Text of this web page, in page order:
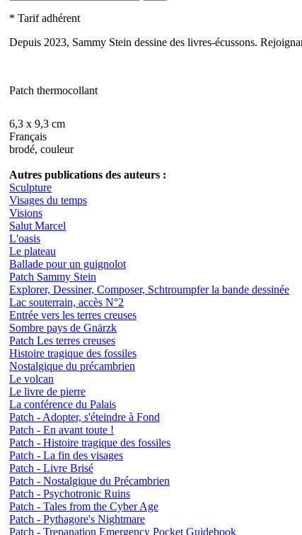
* Tarif adhérent
Depuis 2023, Sammy Stein dessine des livres-écussons.
Patch thermocollant
6,3 x 9,3 cm
Français
brodé, couleur
Autres publications des auteurs :
Sculpture
Visages du temps
Visions
Salut Marcel
L'oasis
Le plateau
Ballade pour un guignolot
Patch Sammy Stein
Explorer, Dessiner, Composer, Schtroumpfer la bande dessinée
Lac souterrain, accès N°2
Entrée vers les terres creuses
Sombre pays de Gnärzk
Patch Les terres creuses
Histoire tragique des fossiles
Nostalgique du précambrien
Le volcan
Le livre de pierre
La conférence du Palais
Patch - Adopter, s'éteindre à Fond
Patch - En avant toute !
Patch - Histoire tragique des fossiles
Patch - La fin des visages
Patch - Livre Brisé
Patch - Nostalgique du Précambrien
Patch - Psychotronic Ruins
Patch - Tales from the Cyber Age
Patch - Pythagore's Nightmare
Patch - Trepanation Emergency Pocket Guidebook